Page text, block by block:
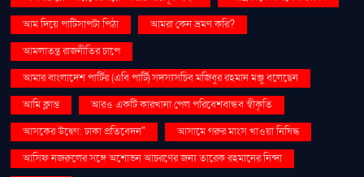
আম দিয়ে পাটিসাপটা পিঠা
আমরা কেন ভ্রমণ করি?
আমলাতন্ত্র রাজনীতির চাপে
আমার বাংলাদেশ পার্টির (এবি পার্টি) সদস্যসচিব মজিবুর রহমান মঞ্জু বলেছেন
আমি ক্লান্ত
আরও একটি কারখানা পেল পরিবেশবান্ধব স্বীকৃতি
আসকের উদ্বেগ: ঢাকা প্রতিবেদন"
আসামে গরুর মাংস খাওয়া নিষিদ্ধ
আসিফ নজরুলের সঙ্গে অশোভন আচরণের জন্য তারেক রহমানের নিন্দা